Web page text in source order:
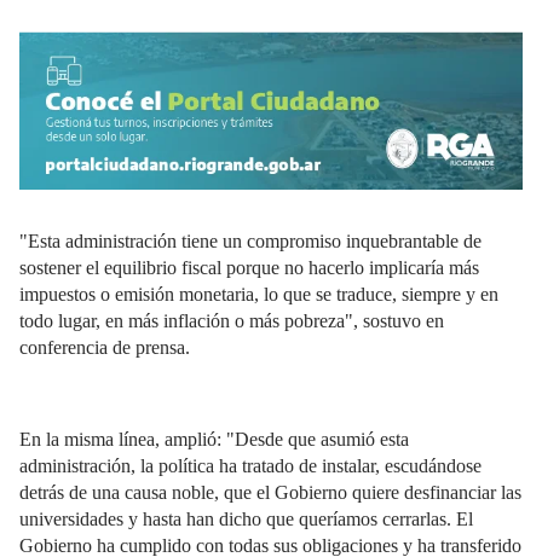
"Esta administración tiene un compromiso inquebrantable de
sostener el equilibrio fiscal porque no hacerlo implicaría más
impuestos o emisión monetaria, lo que se traduce, siempre y en
todo lugar, en más inflación o más pobreza", sostuvo en
conferencia de prensa.
En la misma línea, amplió: "Desde que asumió esta
administración, la política ha tratado de instalar, escudándose
detrás de una causa noble, que el Gobierno quiere desfinanciar las
universidades y hasta han dicho que queríamos cerrarlas. El
Gobierno ha cumplido con todas sus obligaciones y ha transferido